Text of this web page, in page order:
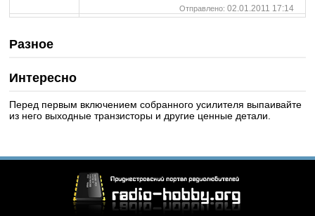
Отправлено: 02.01.2011 17:14
Разное
Интересно
Перед первым включением собранного усилителя выпаивайте
из него выходные транзисторы и другие ценные детали.